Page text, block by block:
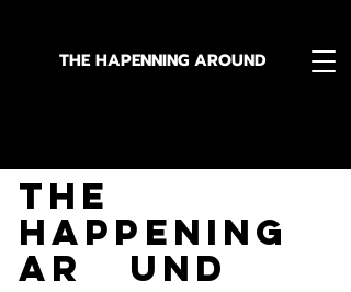
THE HAPENNING AROUND
The
Happening
Ar und